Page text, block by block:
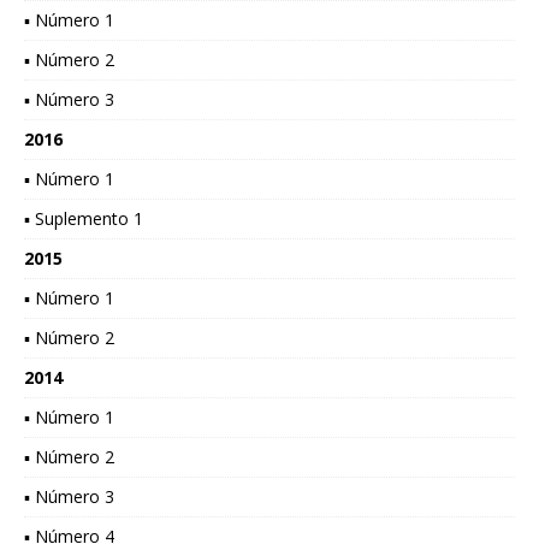
▪ Número 1
▪ Número 2
▪ Número 3
2016
▪ Número 1
▪ Suplemento 1
2015
▪ Número 1
▪ Número 2
2014
▪ Número 1
▪ Número 2
▪ Número 3
▪ Número 4